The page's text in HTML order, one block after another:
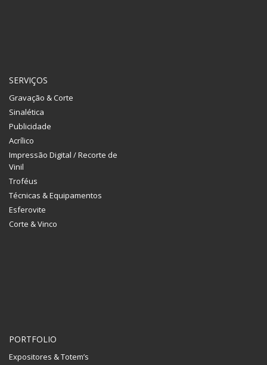
SERVIÇOS
Gravação & Corte
Sinalética
Publicidade
Acrílico
Impressão Digital / Recorte de
Vinil
Troféus
Técnicas & Equipamentos
Esferovite
Corte & Vinco
PORTFOLIO
Expositores & Totem’s